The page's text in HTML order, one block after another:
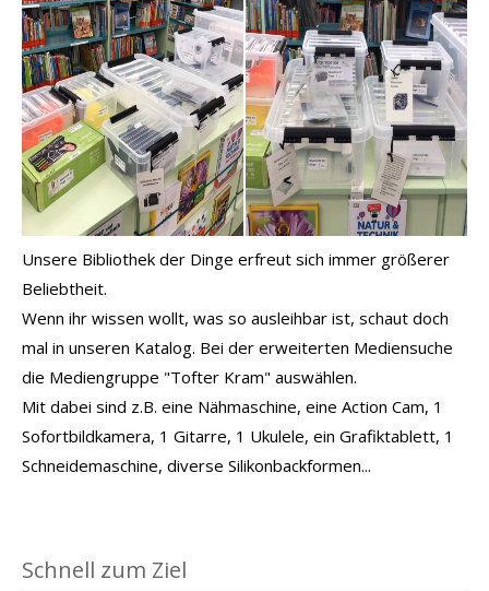
Unsere Bibliothek der Dinge erfreut sich immer größerer
Beliebtheit.
Wenn ihr wissen wollt, was so ausleihbar ist, schaut doch
mal in unseren Katalog. Bei der erweiterten Mediensuche
die Mediengruppe "Tofter Kram" auswählen.
Mit dabei sind z.B. eine Nähmaschine, eine Action Cam, 1
Sofortbildkamera, 1 Gitarre, 1 Ukulele, ein Grafiktablett, 1
Schneidemaschine, diverse Silikonbackformen...
Schnell zum Ziel